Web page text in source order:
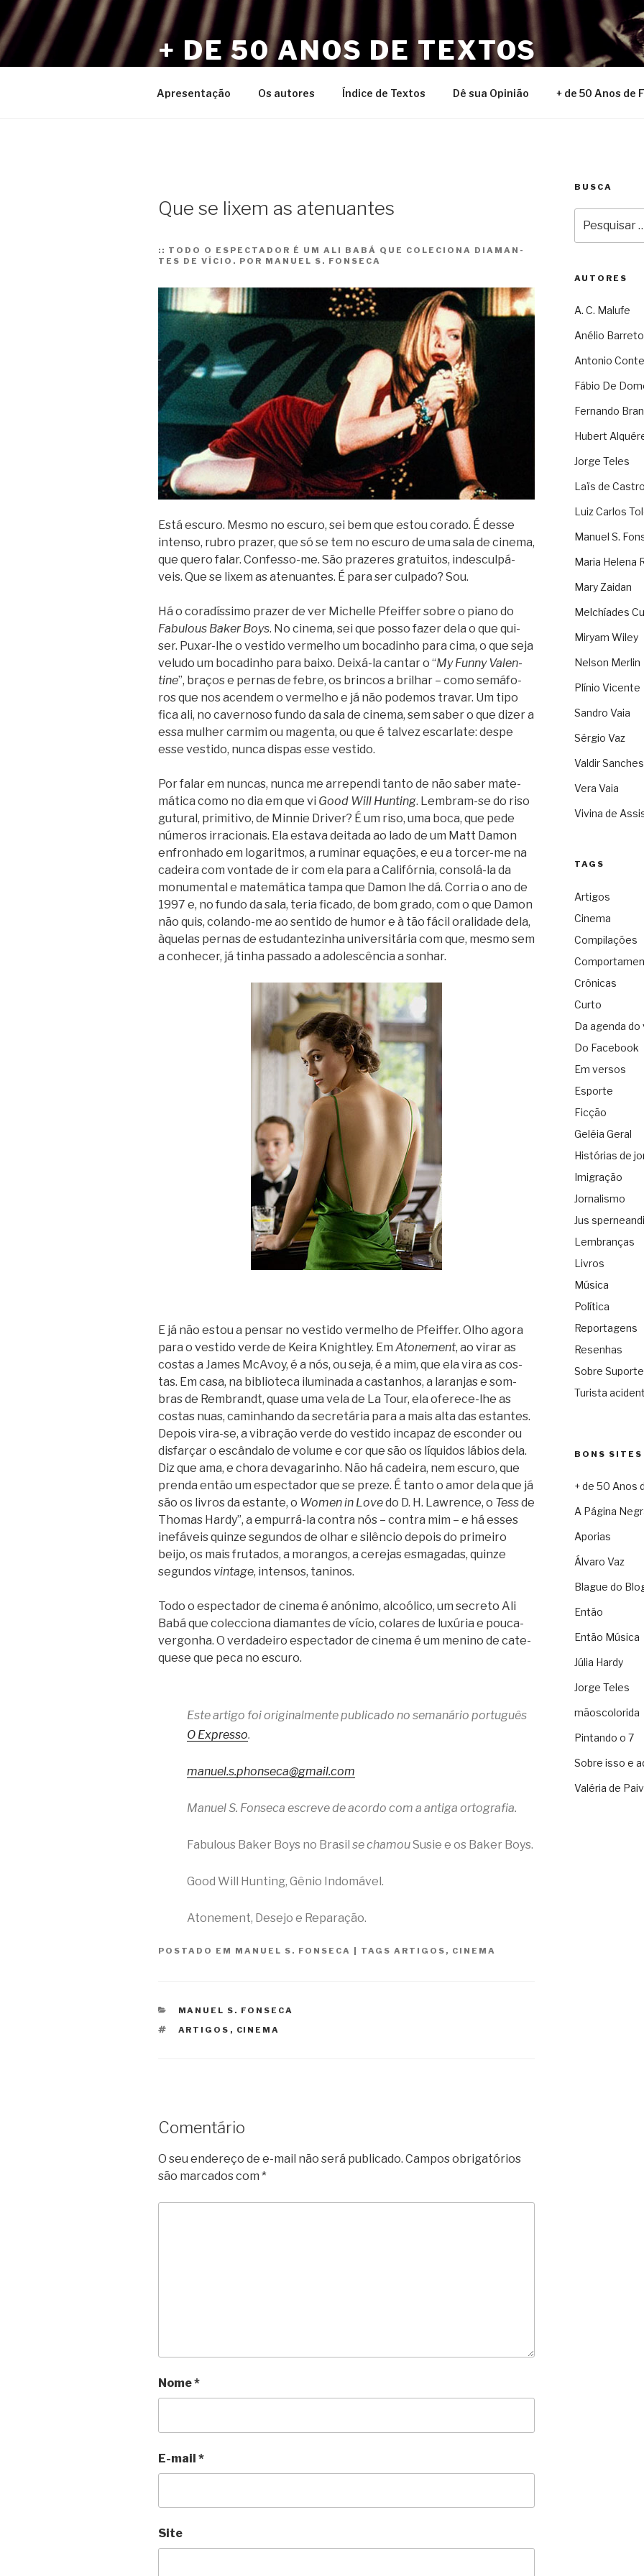
Pular
para
o
conteúdo
+ DE 50 ANOS DE TEXTOS
Apresentação Os autores Índice de Textos Dê sua Opinião + de 50 Anos de
Que se lixem as atenuantes
:: TODO O ESPEC­TA­DOR É UM ALI BABÁ QUE COLEC­I­ONA DIA­MAN­
TES DE VÍCIO. POR MANUEL S. FONSECA
Está escuro. Mesmo no escuro, sei bem que estou corado. É desse
intenso, rubro pra­zer, que só se tem no escuro de uma sala de cinema,
que quero falar. Confesso-me. São pra­ze­res gra­tui­tos, indes­cul­pá­
veis. Que se lixem as ate­nu­an­tes. É para ser cul­pado? Sou.
Há o cora­dís­simo pra­zer de ver Michelle Pfeif­fer sobre o piano do
Fabu­lous Baker Boys. No cinema, sei que posso fazer dela o que qui­
ser. Puxar-lhe o ves­tido ver­me­lho um boca­di­nho para cima, o que seja
veludo um boca­di­nho para baixo. Deixá-la can­tar o “My Funny Valen­
tine”, bra­ços e per­nas de febre, os brin­cos a bri­lhar – como semá­fo­
ros que nos acen­dem o ver­me­lho e já não pode­mos tra­var. Um tipo
fica ali, no caver­noso fundo da sala de cinema, sem saber o que dizer a
essa mulher car­mim ou magenta, ou que é tal­vez escar­late: despe
esse ves­tido, nunca dis­pas esse vestido.
Por falar em nun­cas, nunca me arre­pendi tanto de não saber mate­
má­tica como no dia em que vi Good Will Hun­ting. Lembram-se do riso
gutu­ral, pri­mi­tivo, de Min­nie Dri­ver? É um riso, uma boca, que pede
núme­ros irra­ci­o­nais. Ela estava dei­tada ao lado de um Matt Damon
enfro­nhado em loga­rit­mos, a rumi­nar equa­ções, e eu a torcer-me na
cadeira com von­tade de ir com ela para a Cali­fór­nia, consolá-la da
monu­men­tal e mate­má­tica tampa que Damon lhe dá. Cor­ria o ano de
1997 e, no fundo da sala, teria ficado, de bom grado, com o que Damon
não quis, colando-me ao sen­tido de humor e à tão fácil ora­li­dade dela,
àque­las per­nas de estu­dan­te­zi­nha uni­ver­si­tá­ria com que, mesmo sem
a conhe­cer, já tinha pas­sado a ado­les­cên­cia a sonhar.
E já não estou a pen­sar no ves­tido ver­me­lho de Pfeif­fer. Olho agora
para o ves­tido verde de Keira Knigh­tley. Em Ato­ne­ment, ao virar as
cos­tas a James McA­voy, é a nós, ou seja, é a mim, que ela vira as cos­
tas. Em casa, na bibli­o­teca ilu­mi­nada a cas­ta­nhos, a laran­jas e som­
bras de Rem­brandt, quase uma vela de La Tour, ela oferece-lhe as
cos­tas nuas, cami­nhando da secre­tá­ria para a mais alta das estan­tes.
Depois vira-se, a vibra­ção verde do ves­tido inca­paz de escon­der ou
dis­far­çar o escân­dalo de volume e cor que são os líqui­dos lábios dela.
Diz que ama, e chora deva­ga­ri­nho. Não há cadeira, nem escuro, que
prenda então um espec­ta­dor que se preze. É tanto o amor dela que já
são os livros da estante, o Women in Lovedo D. H. Lawrence, o Tessde
Tho­mas Hardy”, a empurrá-la con­tra nós – con­tra mim – e há esses
ine­fá­veis quinze segun­dos de olhar e silên­cio depois do pri­meiro
beijo, os mais fru­ta­dos, a moran­gos, a cere­jas esma­ga­das, quinze
segun­dos vin­tage, inten­sos, taninos.
Todo o espec­ta­dor de cinema é anó­nimo, alcoó­lico, um secreto Ali
Babá que colec­ci­ona dia­man­tes de vício, cola­res de luxú­ria e pouca-
vergonha. O ver­da­deiro espec­ta­dor de cinema é um menino de cate­
quese que peca no escuro.
Este artigo foi originalmente publicado no semanário português
O Expresso.
manuel.s.phonseca@gmail.com
Manuel S. Fonseca escreve de acordo com a antiga ortografia.
Fabulous Baker Boys no Brasil se chamouSusie e os Baker Boys.
Good Will Hunting, Gênio Indomável.
Atonement, Desejo e Reparação.
POSTADO EM MANUEL S. FONSECA | TAGS ARTIGOS , CINEMA
CATEGORIAS
MANUEL S. FONSECA
TAGS
ARTIGOS , CINEMA
Comentário
O seu endereço de e-mail não será publicado. Campos obrigatórios
são marcados com *
Nome*
E-mail *
Site
BUSCA
por:
AUTORES
A. C. Malufe
Anélio Barreto
Antonio
Fábio De
Fernando
Hubert
Jorge Teles
Laïs de Castro
Luiz Carlos
Manuel S.
Maria Helena
Mary Zaidan
Melchíades
Miryam Wiley
Nelson Merlin
Plínio Vicente
Sandro Vaia
Sérgio Vaz
Valdir Sanches
Vera Vaia
Vivina de
TAGS
Artigos
Cinema
Compilações
Crônicas
Curto
Da agenda do
Do Facebook
Em versos
Esporte
Ficção
Geléia Geral
Histórias de
Imigração
Jornalismo
Jus sperneandi
Lembranças
Livros
Música
Política
Reportagens
Resenhas
Sobre
Turista
BONS SITES
+ de 50 Anos
A Página
Aporias
Álvaro Vaz
Blague do
Então
Então Música
Júlia Hardy
Jorge Teles
mãoscolorida
Pintando o 7
Sobre isso e
Valéria de